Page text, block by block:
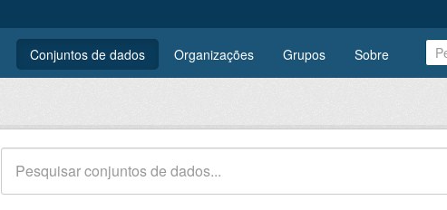
Conjuntos de dados Organizações Grupos Sobre